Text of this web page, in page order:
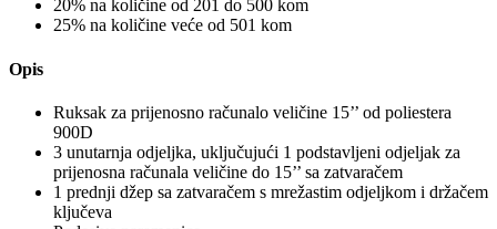
20% na količine od 201 do 500 kom
25% na količine veće od 501 kom
Opis
Ruksak za prijenosno računalo veličine 15’’ od poliestera
900D
3 unutarnja odjeljka, uključujući 1 podstavljeni odjeljak za
prijenosna računala veličine do 15’’ sa zatvaračem
1 prednji džep sa zatvaračem s mrežastim odjeljkom i držačem
ključeva